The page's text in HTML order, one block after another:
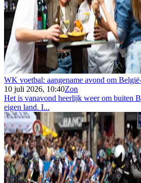
WK voetbal: aangename avond om
10 juli 2026, 10:40Zon
Het is vanavond heerlijk weer om buiten
eigen land. I...